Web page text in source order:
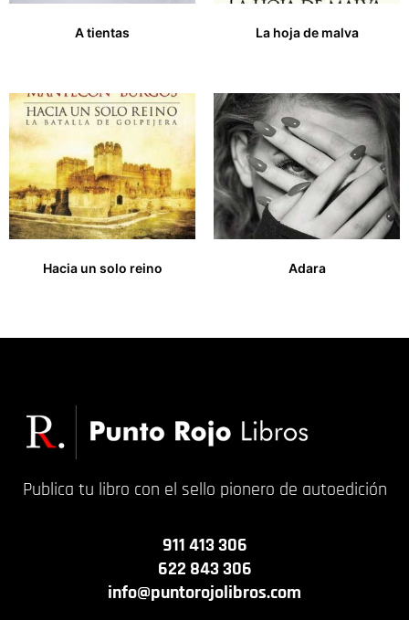
A tientas
La hoja de malva
Hacia un solo reino
Adara
Publica tu libro con el sello pionero de autoedición
911 413 306
622 843 306
info@puntorojolibros.com